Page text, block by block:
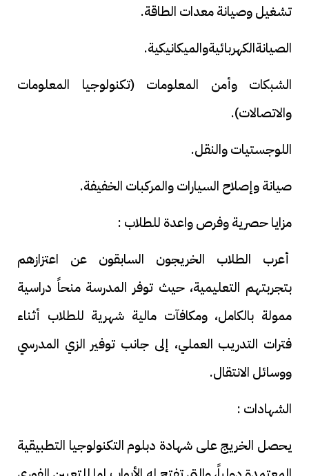
تشغيل وصيانة معدات الطاقة.
الصيانةالكهربائيةوالميكانيكية.
الشبكات وأمن المعلومات (تكنولوجيا المعلومات
والاتصالات).
اللوجستيات والنقل.
صيانة وإصلاح السيارات والمركبات الخفيفة.
مزايا حصرية وفرص واعدة للطلاب :
أعرب الطلاب الخريجون السابقون عن اعتزازهم
بتجربتهم التعليمية، حيث توفر المدرسة منحاً دراسية
ممولة بالكامل، ومكافآت مالية شهرية للطلاب أثناء
فترات التدريب العملي، إلى جانب توفير الزي المدرسي
ووسائل الانتقال.
الشهادات :
يحصل الخريج على شهادة دبلوم التكنولوجيا التطبيقية